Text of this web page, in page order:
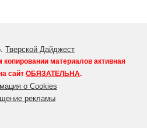
Тверской Дайджест
материалов активная
сайт ОБЯЗАТЕЛЬНА.
о Cookies
рекламы